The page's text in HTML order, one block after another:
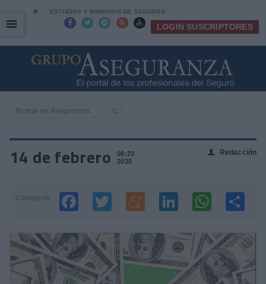
⌂ ESTUDIOS Y RANKINGS DE SEGUROS
     LOGIN SUSCRIPTORES
☰
☰
14 de febrero
08:23
2025
👤 Redacción